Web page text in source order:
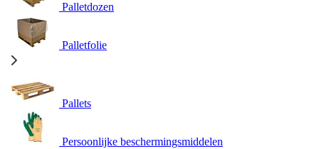
Palletdozen
Palletfolie
Pallets
Persoonlijke beschermingsmiddelen